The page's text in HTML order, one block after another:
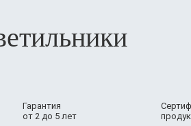
Гарантия
от 2 до 5 лет